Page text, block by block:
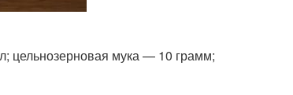
цельнозерновая мука — 10 грамм;